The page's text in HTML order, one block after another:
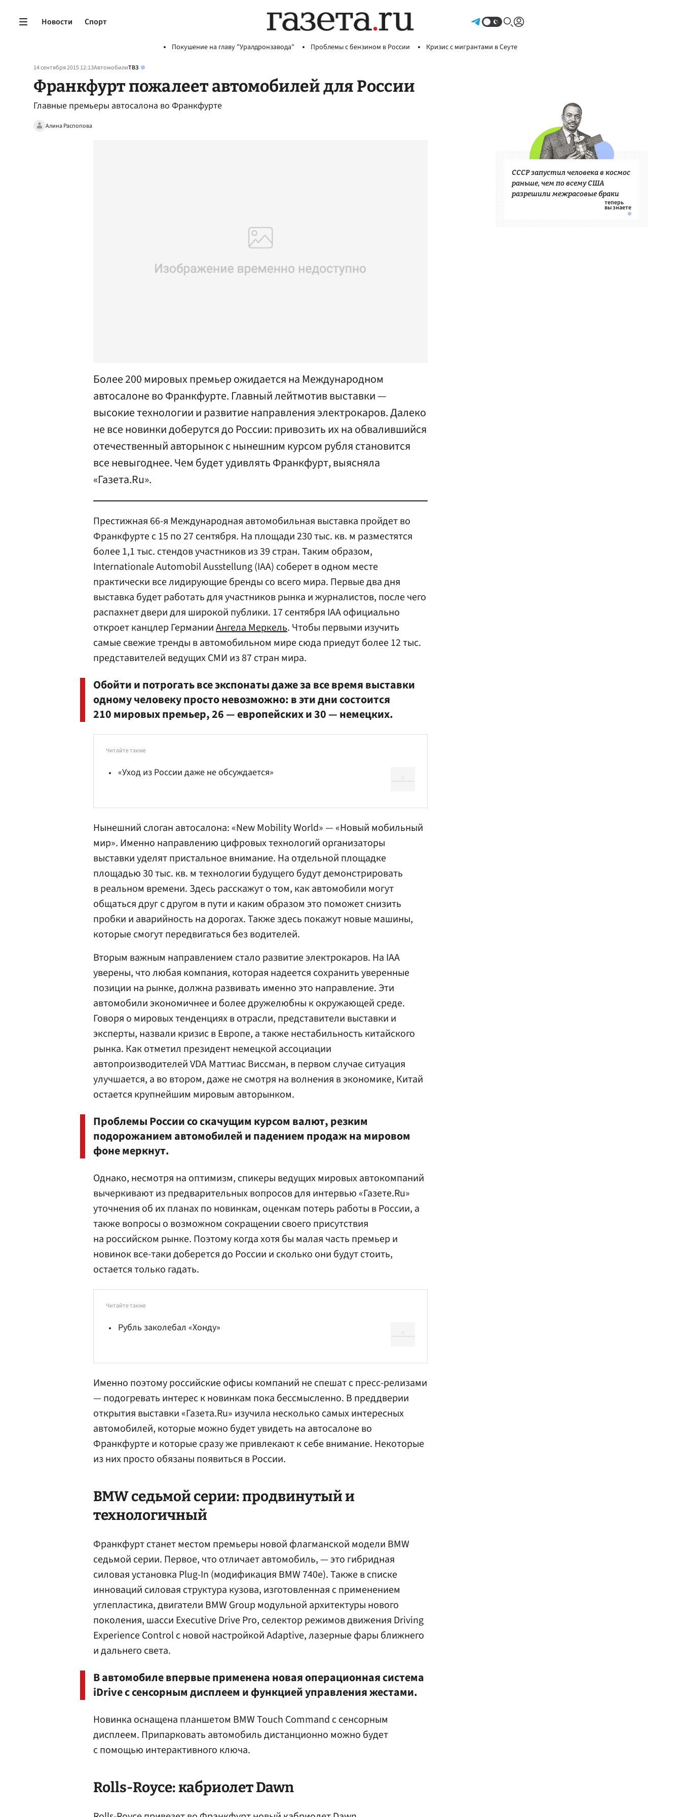
Новости Спорт
Покушение на главу "Уралдронзавода" Проблемы с бензином в России Кризис с мигрантами в Сеуте
14 сентября 2015 12:13АвтомобилиТВЗ
Франкфурт пожалеет автомобилей для России
Главные премьеры автосалона во Франкфурте
Алина Распопова
Более 200 мировых премьер ожидается на Международном
автосалоне во Франкфурте. Главный лейтмотив выставки —
высокие технологии и развитие направления электрокаров. Далеко
не все новинки доберутся до России: привозить их на обвалившийся
отечественный авторынок с нынешним курсом рубля становится
все невыгоднее. Чем будет удивлять Франкфурт, выясняла
«Газета.Ru».
Престижная 66-я Международная автомобильная выставка пройдет во
Франкфурте с 15 по 27 сентября. На площади 230 тыс. кв. м разместятся
более 1,1 тыс. стендов участников из 39 стран. Таким образом,
Internationale Automobil Ausstellung (IAA) соберет в одном месте
практически все лидирующие бренды со всего мира. Первые два дня
выставка будет работать для участников рынка и журналистов, после чего
распахнет двери для широкой публики. 17 сентября IAA официально
откроет канцлер ГерманииАнгела Меркель. Чтобы первыми изучить
самые свежие тренды в автомобильном мире сюда приедут более 12 тыс.
представителей ведущих СМИ из 87 стран мира.
Обойти и потрогать все экспонаты даже за все время выставки
одному человеку просто невозможно: в эти дни состоится
210 мировых премьер, 26 — европейских и 30 — немецких.
Читайте также
«Уход из России даже не обсуждается»
Нынешний слоган автосалона: «New Mobility World» — «Новый мобильный
мир». Именно направлению цифровых технологий организаторы
выставки уделят пристальное внимание. На отдельной площадке
площадью 30 тыс. кв. м технологии будущего будут демонстрировать
в реальном времени. Здесь расскажут о том, как автомобили могут
общаться друг с другом в пути и каким образом это поможет снизить
пробки и аварийность на дорогах. Также здесь покажут новые машины,
которые смогут передвигаться без водителей.
Вторым важным направлением стало развитие электрокаров. На IAA
уверены, что любая компания, которая надеется сохранить уверенные
позиции на рынке, должна развивать именно это направление. Эти
автомобили экономичнее и более дружелюбны к окружающей среде.
Говоря о мировых тенденциях в отрасли, представители выставки и
эксперты, назвали кризис в Европе, а также нестабильность китайского
рынка. Как отметил президент немецкой ассоциации
автопроизводителей VDA Маттиас Виссман, в первом случае ситуация
улучшается, а во втором, даже не смотря на волнения в экономике, Китай
остается крупнейшим мировым авторынком.
Проблемы России со скачущим курсом валют, резким
подорожанием автомобилей и падением продаж на мировом
фоне меркнут.
Однако, несмотря на оптимизм, спикеры ведущих мировых автокомпаний
вычеркивают из предварительных вопросов для интервью «Газете.Ru»
уточнения об их планах по новинкам, оценкам потерь работы в России, а
также вопросы о возможном сокращении своего присутствия
на российском рынке. Поэтому когда хотя бы малая часть премьер и
новинок все-таки доберется до России и сколько они будут стоить,
остается только гадать.
Читайте также
Рубль заколебал «Хонду»
Именно поэтому российские офисы компаний не спешат с пресс-релизами
— подогревать интерес к новинкам пока бессмысленно. В преддверии
открытия выставки «Газета.Ru» изучила несколько самых интересных
автомобилей, которые можно будет увидеть на автосалоне во
Франкфурте и которые сразу же привлекают к себе внимание. Некоторые
из них просто обязаны появиться в России.
BMW седьмой серии: продвинутый и
технологичный
Франкфурт станет местом премьеры новой флагманской модели BMW
седьмой серии. Первое, что отличает автомобиль, — это гибридная
силовая установка Plug-In (модификация BMW 740e). Также в списке
инноваций силовая структура кузова, изготовленная с применением
углепластика, двигатели BMW Group модульной архитектуры нового
поколения, шасси Executive Drive Pro, селектор режимов движения Driving
Experience Control с новой настройкой Adaptive, лазерные фары ближнего
и дальнего света.
В автомобиле впервые применена новая операционная система
iDrive с сенсорным дисплеем и функцией управления жестами.
Новинка оснащена планшетом BMW Touch Command с сенсорным
дисплеем. Припарковать автомобиль дистанционно можно будет
с помощью интерактивного ключа.
Rolls-Royce: кабриолет Dawn
СССР запустил человека в космос
раньше, чем по всему США
разрешили межрасовые браки